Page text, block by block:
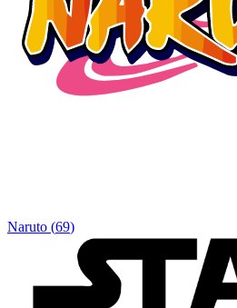
Naruto (69)